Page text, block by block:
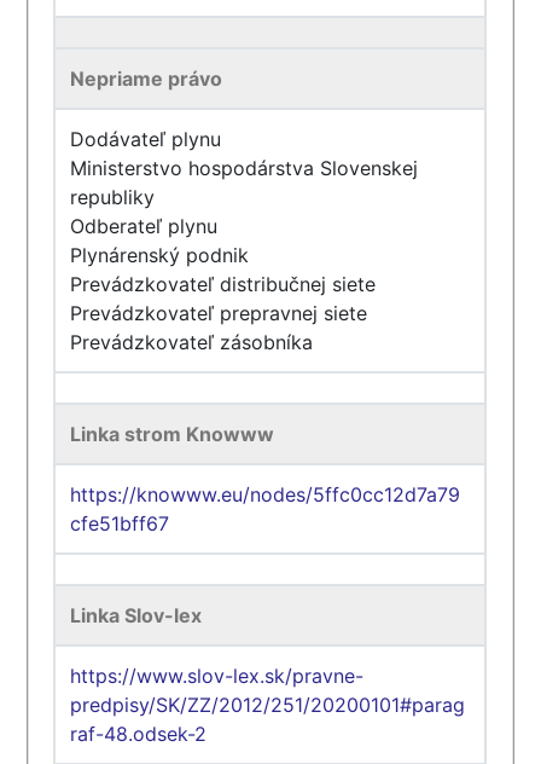
Nepriame právo
Dodávateľ plynu
Ministerstvo hospodárstva Slovenskej
republiky
Odberateľ plynu
Plynárenský podnik
Prevádzkovateľ distribučnej siete
Prevádzkovateľ prepravnej siete
Prevádzkovateľ zásobníka
Linka strom Knowww
https://knowww.eu/nodes/5ffc0cc12d7a79
cfe51bff67
Linka Slov-lex
https://www.slov-lex.sk/pravne-
predpisy/SK/ZZ/2012/251/20200101#parag
raf-48.odsek-2